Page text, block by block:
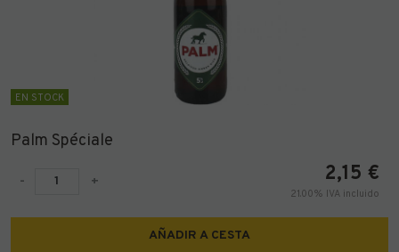
EN STOCK
Palm Spéciale
2,15 €
21.00% IVA incluido
- +
AÑADIR A CESTA